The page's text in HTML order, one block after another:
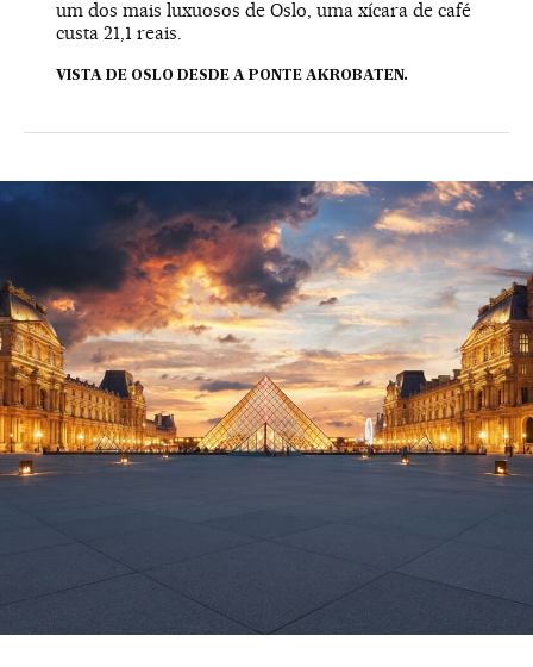
um dos mais luxuosos de Oslo, uma xícara de café
custa 21,1 reais.
VISTA DE OSLO DESDE A PONTE AKROBATEN.